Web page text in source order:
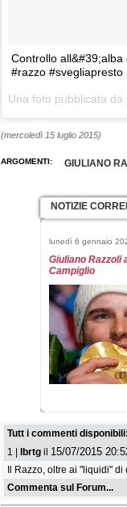
Controllo
#razzo #svegliapresto
Una foto pubblicata
(mercoledì 15 luglio 2015)
ARGOMENTI: GIULIANO
NOTIZIE
lunedì 6 gennaio
Giuliano Razzoli
Campiglio
Razzoli: è nato
Tutt i commenti disponibili:
1 |
lbrtgil 15/07/2015
Il Razzo, oltre ai "liquidi"
Commenta sul Forum...